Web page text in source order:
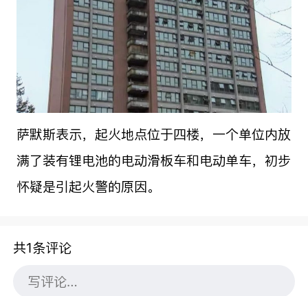
萨默斯表示，起火地点位于四楼，一个单位内放
满了装有锂电池的电动滑板车和电动单车，初步
怀疑是引起火警的原因。
共1条评论